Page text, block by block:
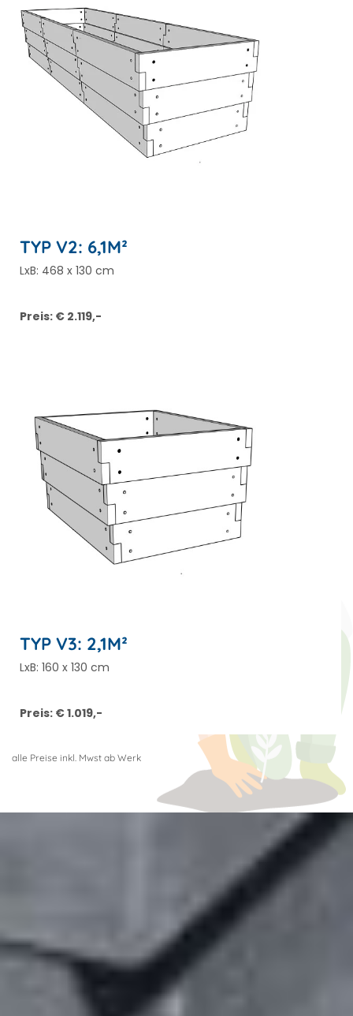
TYP V2: 6,1M²
LxB: 468 x 130 cm
Preis: € 2.119,-
TYP V3: 2,1M²
LxB: 160 x 130 cm
Preis: € 1.019,-
alle Preise inkl. Mwst ab Werk